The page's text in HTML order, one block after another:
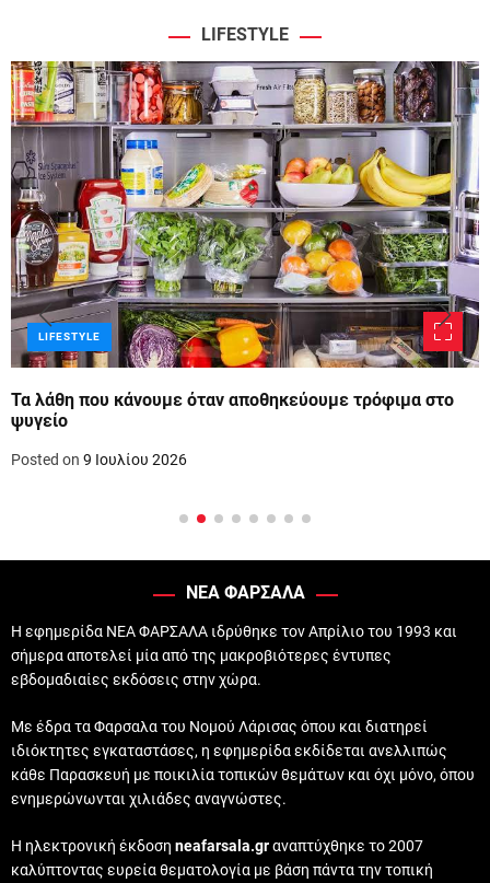
LIFESTYLE
LIFESTYLE
Τα λάθη που κάνουμε όταν αποθηκεύουμε τρόφιμα στο
ψυγείο
Posted on 9 Ιουλίου 2026
ΝΕΑ ΦΑΡΣΑΛΑ
Η εφημερίδα ΝΕΑ ΦΑΡΣΑΛΑ ιδρύθηκε τον Απρίλιο του 1993 και
σήμερα αποτελεί μία από της μακροβιότερες έντυπες
εβδομαδιαίες εκδόσεις στην χώρα.
Με έδρα τα Φαρσαλα του Νομού Λάρισας όπου και διατηρεί
ιδιόκτητες εγκαταστάσες, η εφημερίδα εκδίδεται ανελλιπώς
κάθε Παρασκευή με ποικιλία τοπικών θεμάτων και όχι μόνο, όπου
ενημερώνωνται χιλιάδες αναγνώστες.
Η ηλεκτρονική έκδοση neafarsala.grαναπτύχθηκε το 2007
καλύπτοντας ευρεία θεματολογία με βάση πάντα την τοπική